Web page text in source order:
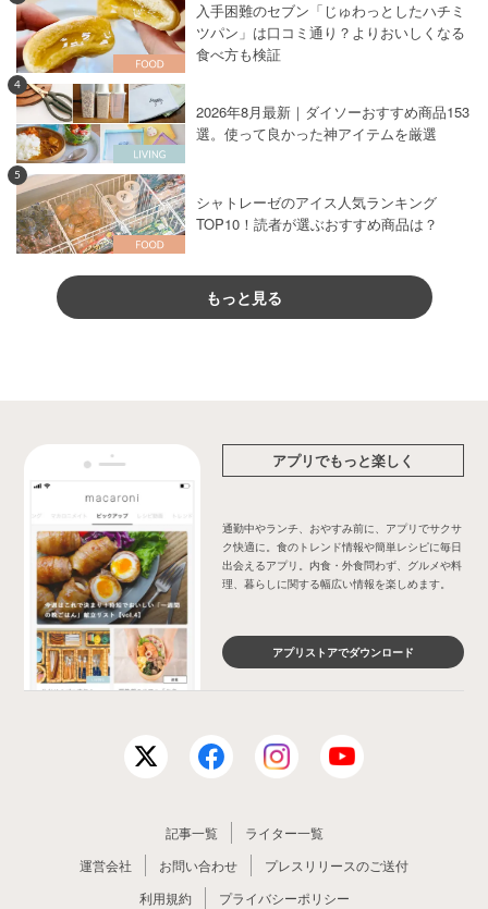
入手困難のセブン「じゅわっとしたハチミ
ツパン」は口コミ通り？よりおいしくなる
食べ方も検証
4
2026年8月最新｜ダイソーおすすめ商品153
選。使って良かった神アイテムを厳選
5
シャトレーゼのアイス人気ランキング
TOP10！読者が選ぶおすすめ商品は？
もっと見る
アプリでもっと楽しく
通勤中やランチ、おやすみ前に、アプリでサクサ
ク快適に。食のトレンド情報や簡単レシピに毎日
出会えるアプリ。内食・外食問わず、グルメや料
理、暮らしに関する幅広い情報を楽しめます。
アプリストアでダウンロード
記事一覧
ライター一覧
運営会社
お問い合わせ
プレスリリースのご送付
利用規約
プライバシーポリシー